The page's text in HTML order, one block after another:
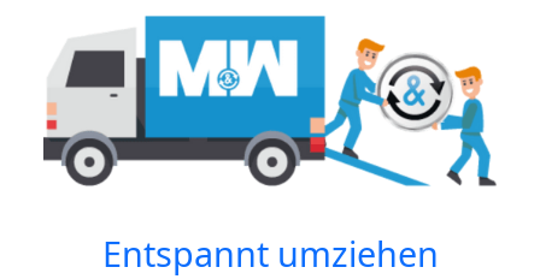
Entspannt umziehen